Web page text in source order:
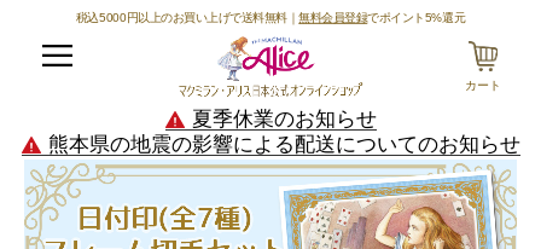
税込5000円以上のお買い上げで送料無料｜無料会員登録でポイント5%還元
カート
夏季休業のお知らせ
熊本県の地震の影響による配送についてのお知らせ